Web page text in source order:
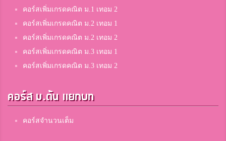
คอร์สเพิ่มเกรดคณิต ม.1 เทอม 2
คอร์สเพิ่มเกรดคณิต ม.2 เทอม 1
คอร์สเพิ่มเกรดคณิต ม.2 เทอม 2
คอร์สเพิ่มเกรดคณิต ม.3 เทอม 1
คอร์สเพิ่มเกรดคณิต ม.3 เทอม 2
คอร์ส ม.ต้น แยกบท
คอร์สจำนวนเต็ม